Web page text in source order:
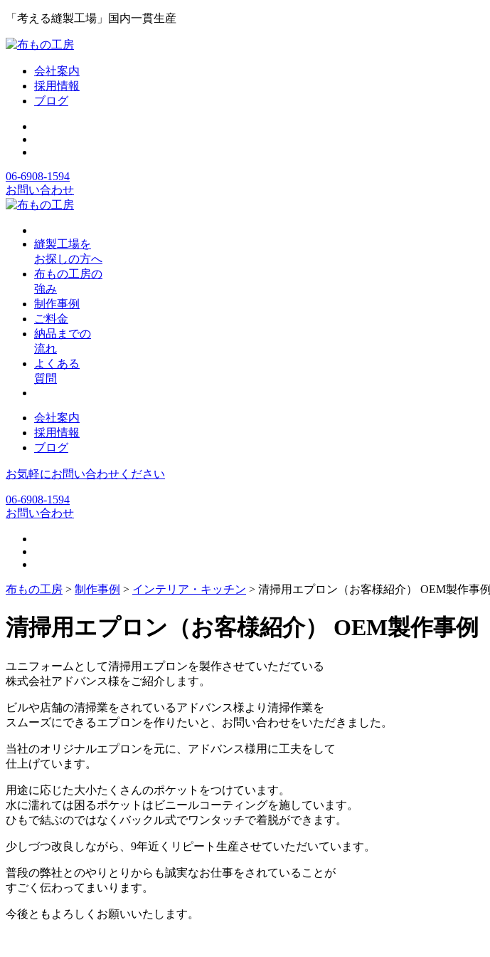
「考える縫製工場」国内一貫生産
会社案内
採用情報
ブログ
06-6908-1594
お問い合わせ
縫製工場を
お探しの方へ
布もの工房の
強み
制作事例
ご料金
納品までの
流れ
よくある
質問
会社案内
採用情報
ブログ
お気軽にお問い合わせください
06-6908-1594
お問い合わせ
布もの工房 > 制作事例 > インテリア・キッチン > 清掃用エプロン（お客様紹介） OEM製作事例
清掃用エプロン（お客様紹介） OEM製作事例
ユニフォームとして清掃用エプロンを製作させていただている
株式会社アドバンス様をご紹介します。
ビルや店舗の清掃業をされているアドバンス様より清掃作業を
スムーズにできるエプロンを作りたいと、お問い合わせをいただきました。
当社のオリジナルエプロンを元に、アドバンス様用に工夫をして
仕上げています。
用途に応じた大小たくさんのポケットをつけています。
水に濡れては困るポケットはビニールコーティングを施しています。
ひもで結ぶのではなくバックル式でワンタッチで着脱ができます。
少しづつ改良しながら、9年近くリピート生産させていただいています。
普段の弊社とのやりとりからも誠実なお仕事をされていることが
すごく伝わってまいります。
今後ともよろしくお願いいたします。